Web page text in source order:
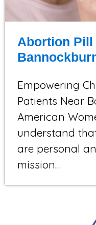
Abortion Pill
Empowering
Patients Near
American
understand
are personal
mission…